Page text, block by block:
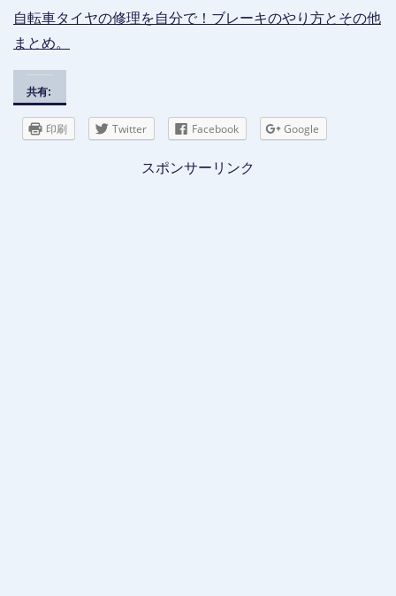
自転車タイヤの修理を自分で！ブレーキのやり方とその他
まとめ。
共有:
印刷 Twitter Facebook Google
スポンサーリンク